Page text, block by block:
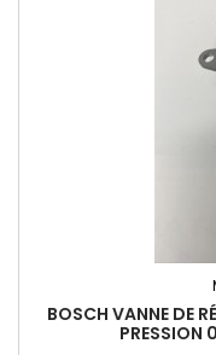
BOSCH VANNE DE